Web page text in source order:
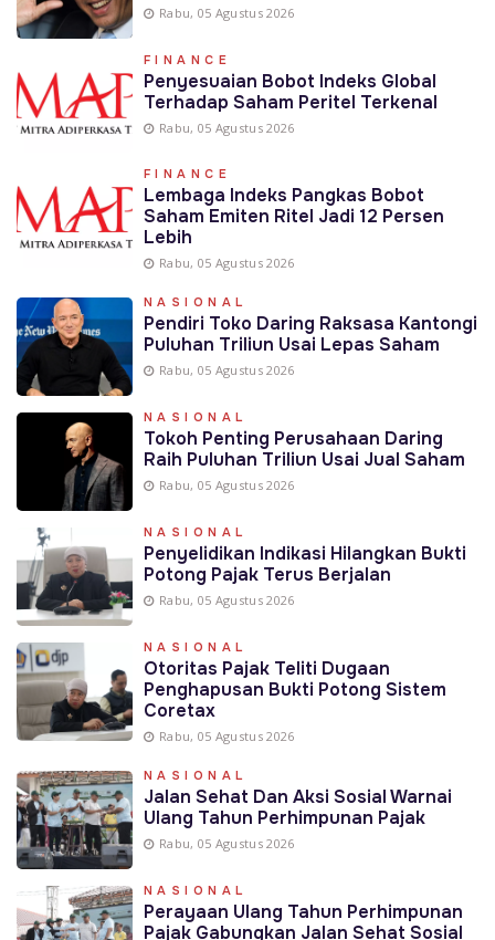
Rabu, 05 Agustus 2026
FINANCE
Penyesuaian Bobot Indeks Global
Terhadap Saham Peritel Terkenal
Rabu, 05 Agustus 2026
FINANCE
Lembaga Indeks Pangkas Bobot
Saham Emiten Ritel Jadi 12 Persen
Lebih
Rabu, 05 Agustus 2026
NASIONAL
Pendiri Toko Daring Raksasa Kantongi
Puluhan Triliun Usai Lepas Saham
Rabu, 05 Agustus 2026
NASIONAL
Tokoh Penting Perusahaan Daring
Raih Puluhan Triliun Usai Jual Saham
Rabu, 05 Agustus 2026
NASIONAL
Penyelidikan Indikasi Hilangkan Bukti
Potong Pajak Terus Berjalan
Rabu, 05 Agustus 2026
NASIONAL
Otoritas Pajak Teliti Dugaan
Penghapusan Bukti Potong Sistem
Coretax
Rabu, 05 Agustus 2026
NASIONAL
Jalan Sehat Dan Aksi Sosial Warnai
Ulang Tahun Perhimpunan Pajak
Rabu, 05 Agustus 2026
NASIONAL
Perayaan Ulang Tahun Perhimpunan
Pajak Gabungkan Jalan Sehat Sosial